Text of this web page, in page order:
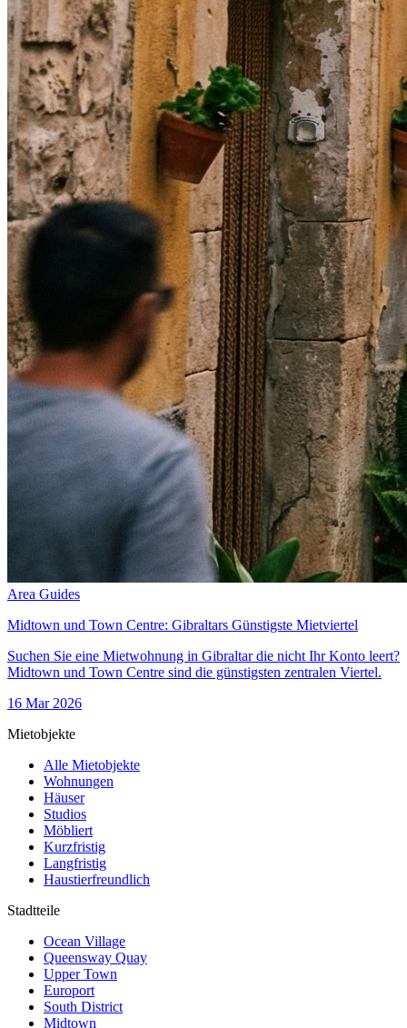
Area Guides
Midtown und Town Centre: Gibraltars Günstigste Mietviertel
Suchen Sie eine Mietwohnung in Gibraltar die nicht Ihr Konto leert?
Midtown und Town Centre sind die günstigsten zentralen Viertel.
16 Mar 2026
Mietobjekte
Alle Mietobjekte
Wohnungen
Häuser
Studios
Möbliert
Kurzfristig
Langfristig
Haustierfreundlich
Stadtteile
Ocean Village
Queensway Quay
Upper Town
Europort
South District
Midtown